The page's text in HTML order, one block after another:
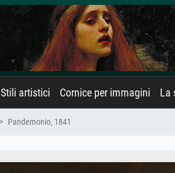
Stili artistici Cornice per immagini La
Pandemonio, 1841